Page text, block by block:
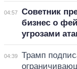
04:57
Советник
бизнес о
угрозами
04:39
Трамп